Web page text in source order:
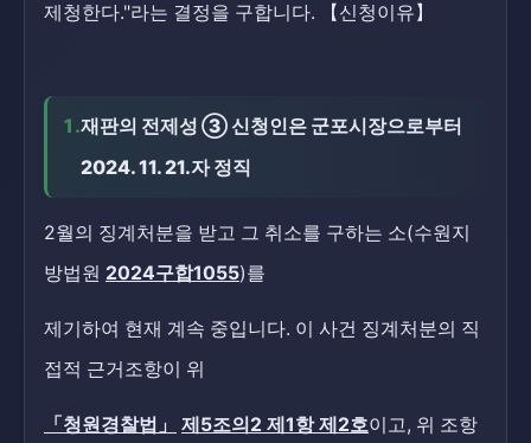
제청한다."라는 결정을 구합니다. 【신청이유】
1.재판의 전제성 ③ 신청인은 군포시장으로부터
2024. 11. 21.자 정직
2월의 징계처분을 받고 그 취소를 구하는 소(수원지
방법원 2024구합1055)를
제기하여 현재 계속 중입니다. 이 사건 징계처분의 직
접적 근거조항이 위
「청원경찰법」 제5조의2 제1항 제2호이고, 위 조항